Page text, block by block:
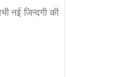
नई जिन्दगी की